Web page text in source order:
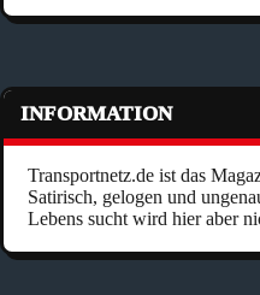
INFORMATION
Transportnetz.de ist das
Satirisch, gelogen und
Lebens sucht wird hier aber